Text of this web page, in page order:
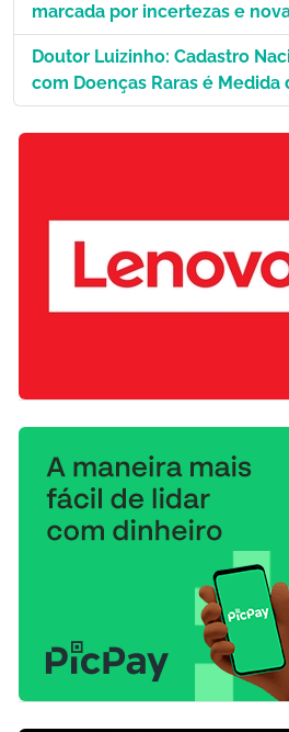
marcada por incertezas e
Doutor Luizinho: Cadastro
com Doenças Raras é Medida